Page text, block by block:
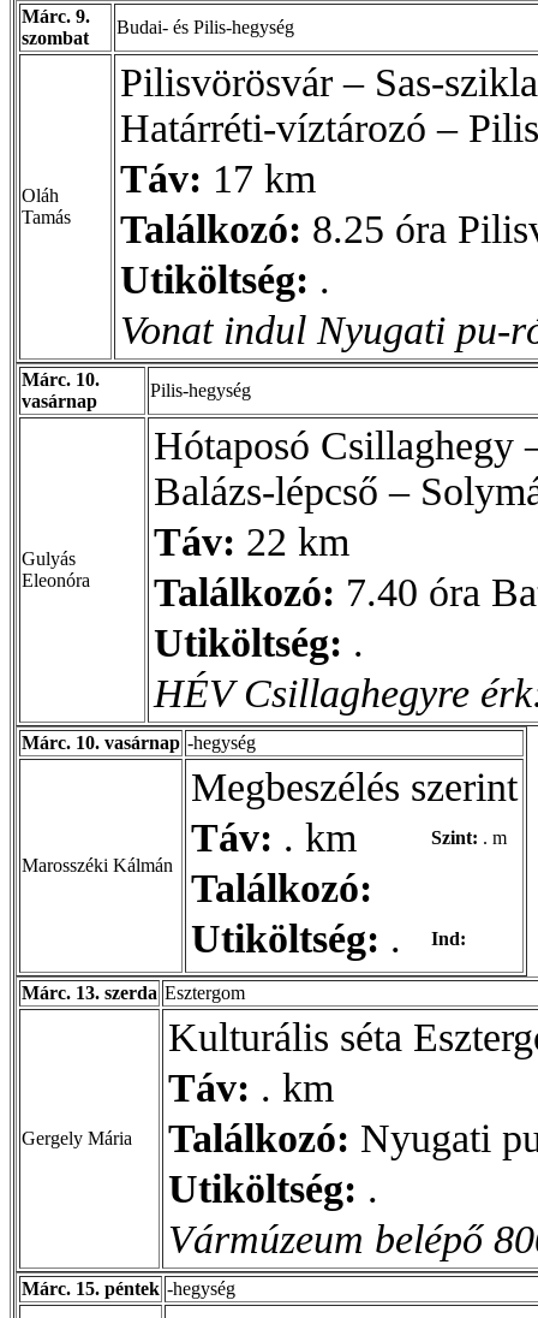
Márc. 9.
szombat
Budai- és Pilis-hegység
Oláh
Tamás
Pilisvörösvár – Sas-
Határréti-víztározó –
Táv: 17 km
Találkozó: 8.25 óra
Utiköltség: .
Vonat indul Nyugati pu-
Márc. 10.
vasárnap
Pilis-hegység
Gulyás
Eleonóra
Hótaposó Csillaghegy
Balázs-lépcső –
Táv: 22 km
Találkozó: 7.40 óra
Utiköltség: .
HÉV Csillaghegyre
Márc. 10. vasárnap -hegység
Marosszéki Kálmán
Megbeszélés szerint
Táv: . km Szint: . m
Találkozó:
Utiköltség: . Ind:
Márc. 13. szerda Esztergom
Gergely Mária
Kulturális séta
Táv: . km
Találkozó: Nyugati
Utiköltség: .
Vármúzeum belépő
Márc. 15. péntek -hegység